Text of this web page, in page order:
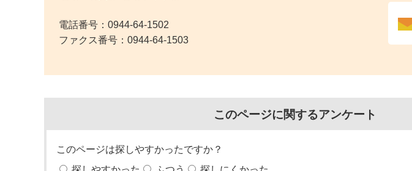
電話番号： 0944-64-1502
ファクス番号：0944-64-1503
このページに関するアンケート
このページは探しやすかったですか？